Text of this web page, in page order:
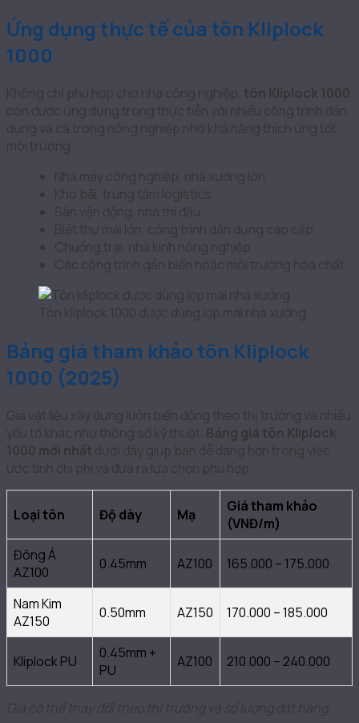
Ứng dụng thực tế của tôn Kliplock
1000
Không chỉ phù hợp cho nhà công nghiệp, tôn Kliplock 1000
còn được ứng dụng trong thực tiễn với nhiều công trình dân
dụng và cả trong nông nghiệp nhờ khả năng thích ứng tốt
môi trường.
Nhà máy công nghiệp, nhà xưởng lớn
Kho bãi, trung tâm logistics
Sân vận động, nhà thi đấu
Biệt thự mái lớn, công trình dân dụng cao cấp
Chuồng trại, nhà kính nông nghiệp
Các công trình gần biển hoặc môi trường hóa chất
Tôn kliplock 1000 được dùng lợp mái nhà xưởng
Bảng giá tham khảo tôn Kliplock
1000 (2025)
Giá vật liệu xây dựng luôn biến động theo thị trường và nhiều
yếu tố khác như thông số kỹ thuật. Bảng giá tôn Kliplock
1000 mới nhất dưới đây giúp bạn dễ dàng hơn trong việc
ước tính chi phí và đưa ra lựa chọn phù hợp.
Loại tôn Độ dày Mạ
Giá tham khảo
(VNĐ/m)
Đông Á
AZ100
0.45mm AZ100 165.000 – 175.000
Nam Kim
AZ150
0.50mm AZ150 170.000 – 185.000
Kliplock PU
0.45mm +
PU
AZ100 210.000 – 240.000
Giá có thể thay đổi theo thị trường và số lượng đặt hàng.